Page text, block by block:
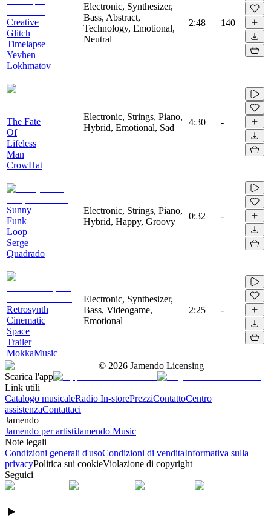
Creative
Glitch
Timelapse
Yevhen
Lokhmatov
Electronic, Synthesizer,
Bass, Abstract,
Technology, Emotional,
Neutral
2:48 140
The Fate
Of
Lifeless
Man
CrowHat
Electronic, Strings, Piano,
Hybrid, Emotional, Sad
4:30 -
Sunny
Funk
Loop
Serge
Quadrado
Electronic, Strings, Piano,
Hybrid, Happy, Groovy
0:32 -
Retrosynth
Cinematic
Space
Trailer
MokkaMusic
Electronic, Synthesizer,
Bass, Videogame,
Emotional
2:25 -
© 2026 Jamendo Licensing
Scarica l'app
Link utili
Catalogo musicaleRadio In-storePrezziContattoCentro
assistenzaContattaci
Jamendo
Jamendo per artistiJamendo Music
Note legali
Condizioni generali d'usoCondizioni di venditaInformativa sulla
privacyPolitica sui cookieViolazione di copyright
Seguici